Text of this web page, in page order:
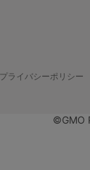
プライバシーポリシー
©GMO